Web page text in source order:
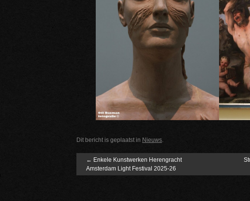
Dit bericht is geplaatst in Nieuws.
← Enkele Kunstwerken Herengracht
Amsterdam Light Festival 2025-26